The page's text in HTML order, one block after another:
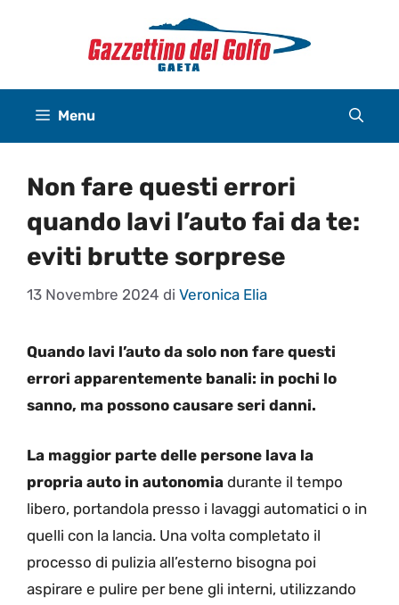
Menu
Non fare questi errori
quando lavi l’auto fai da te:
eviti brutte sorprese
13 Novembre 2024 di Veronica Elia
Quando lavi l’auto da solo non fare questi
errori apparentemente banali: in pochi lo
sanno, ma possono causare seri danni.
La maggior parte delle persone lava la
propria auto in autonomia durante il tempo
libero, portandola presso i lavaggi automatici o in
quelli con la lancia. Una volta completato il
processo di pulizia all’esterno bisogna poi
aspirare e pulire per bene gli interni, utilizzando